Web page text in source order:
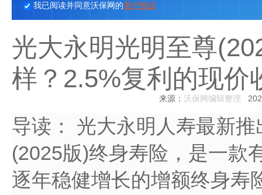
我已阅读并同意沃保网的用户协议
光大永明光明至尊
样？2.5%复利的现价
来源： 沃保网编辑整理
导读：
光大永明人寿最新
(2025版)终身寿险，是一款
逐年稳健增长的增额终身寿